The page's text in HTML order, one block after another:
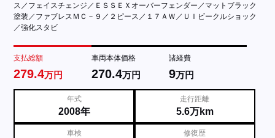
ス／フェイスチェンジ／ＥＳＳＥＸオーバーフェンダー／マットブラック
塗装／ファブレスＭＣ－９／２ピース／１７ＡＷ／ＵＩビークルショック
／強化スタビ
支払総額
279.4万円
車両本体価格
270.4万円
諸経費
9万円
年式
2008年
走行距離
5.6万km
車検 修復歴